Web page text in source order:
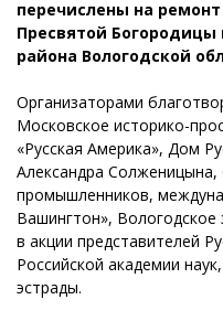
перечислены на
Пресвятой Богородицы
района Вологодской
Организаторами
Московское историко-
«Русская Америка», Дом
Александра
промышленников,
Вашингтон», Вологодское
в акции представителей
Российской академии
эстрады.